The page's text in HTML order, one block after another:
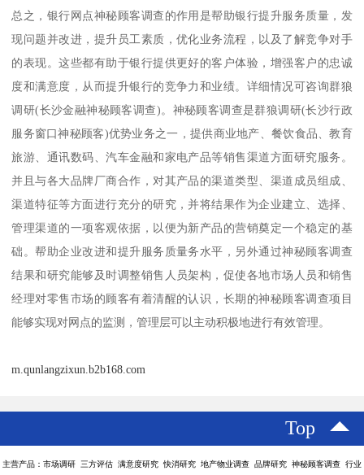
总之，银行网点神秘顾客调查的作用是帮助银行提升服务质量，发
现问题并改进，提升员工素质，优化业务流程，以及了解竞争对手
的表现。这些都有助于银行提供更好的客户体验，增强客户的忠诚
度和满意度，从而提升银行的竞争力和业绩。详细情况可咨询群狼
调研(长沙金融神秘顾客调查)。神秘顾客调查是群狼调研(长沙行政
服务窗口神秘顾客)优势业务之一，提供商业地产、餐饮食品、教育
旅游、通讯数码、汽车金融和家电产品等销售渠道方面研究服务。
并且与各大品牌厂商合作，对其产品的渠道类型、渠道成员组成、
渠道特征等方面进行充分的研究，并将结果作为企业建立、选择、
管理渠道的一项客观依据，以便为新产品的营销奠定一个稳定的基
础。帮助企业改进和提升服务质量务水平，另外通过神秘顾客调查
结果和研究能够及时调整销售人员架构，促使各地市场人员和销售
经理对零售市场的顾客有着清醒的认识，长期的神秘顾客调查项目
能够实现对网点的监测，管理层可以主动积极地进行有效管理。
m.qunlangzixun.b2b168.com
Top
主营产品：市场调研 三方评估 满意度研究 快消研究 地产物业调查 品牌研究 神秘顾客调查 行业